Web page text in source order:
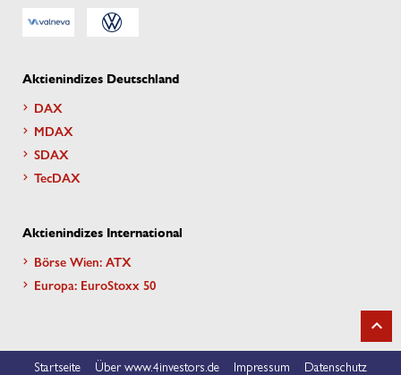
Aktienindizes Deutschland
DAX
MDAX
SDAX
TecDAX
Aktienindizes International
Börse Wien: ATX
Europa: EuroStoxx 50
Startseite Über www.4investors.de Impressum Datenschutz